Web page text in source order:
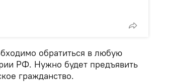
обратиться в любую
РФ. Нужно будет предъявить
гражданство.